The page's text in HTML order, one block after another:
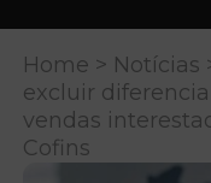
Home > Notícias
excluir
vendas
Cofins